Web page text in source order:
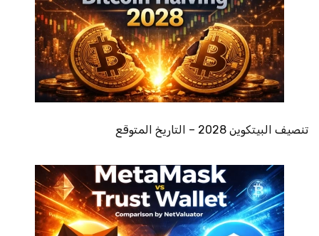
تنصيف البيتكوين 2028 – التاريخ المتوقع